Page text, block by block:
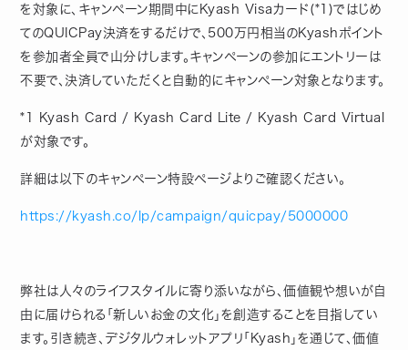
を対象に、キャンペーン期間中にKyash Visaカード(*1)ではじめ
てのQUICPay決済をするだけで、500万円相当のKyashポイント
を参加者全員で山分けします。キャンペーンの参加にエントリーは
不要で、決済していただくと自動的にキャンペーン対象となります。
*1 Kyash Card / Kyash Card Lite / Kyash Card Virtual
が対象です。
詳細は以下のキャンペーン特設ページよりご確認ください。
https://kyash.co/lp/campaign/quicpay/5000000
弊社は人々のライフスタイルに寄り添いながら、価値観や想いが自
由に届けられる「新しいお金の文化」を創造することを目指してい
ます。引き続き、デジタルウォレットアプリ「Kyash」を通じて、価値